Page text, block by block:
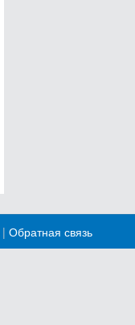
| Обратная связь